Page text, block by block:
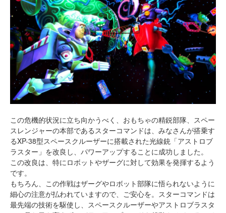
この危機的状況に立ち向かうべく、おもちゃの精鋭部隊、スペー
スレンジャーの本部であるスターコマンドは、みなさんが搭乗す
るXP-38型スペースクルーザーに搭載された光線銃「アストロブ
ラスター」を改良し、パワーアップすることに成功しました。
この改良は、特にロボットやザーグに対して効果を発揮するよう
です。
もちろん、この作戦はザーグやロボット部隊に悟られないように
細心の注意が払われていますので、ご安心を。スターコマンドは
最先端の技術を駆使し、スペースクルーザーやアストロブラスタ